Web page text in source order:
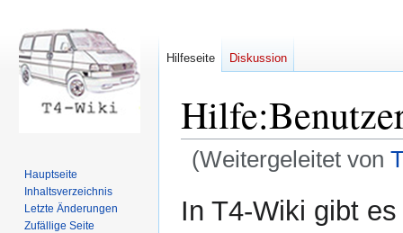
Hilfe:
(Weitergeleitet von
Navigation
Suche
In T4-Wiki gibt
Hilfeseite Diskussion
Hauptseite
Inhaltsverzeichnis
Letzte Änderungen
Zufällige Seite